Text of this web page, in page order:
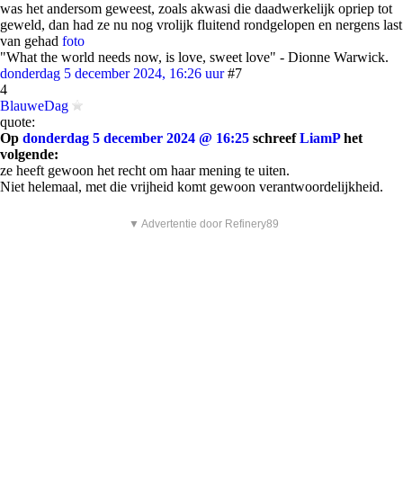
was het andersom geweest, zoals akwasi die daadwerkelijk opriep tot
geweld, dan had ze nu nog vrolijk fluitend rondgelopen en nergens last
van gehad foto
"What the world needs now, is love, sweet love" - Dionne Warwick.
donderdag 5 december 2024, 16:26 uur #7
4
BlauweDag
quote:
Op donderdag 5 december 2024 @ 16:25 schreefLiamPhet
volgende:
ze heeft gewoon het recht om haar mening te uiten.
Niet helemaal, met die vrijheid komt gewoon verantwoordelijkheid.
▼ Advertentie door Refinery89